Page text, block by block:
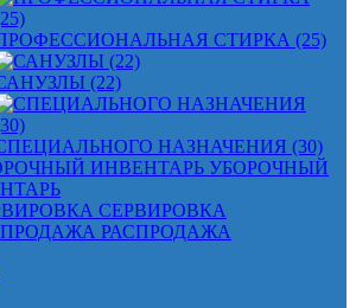
СТИРКА (25)
(22)
НАЗНАЧЕНИЯ (30)
УБОРОЧНЫЙ
СЕРВИРОВКА
РАСПРОДАЖА